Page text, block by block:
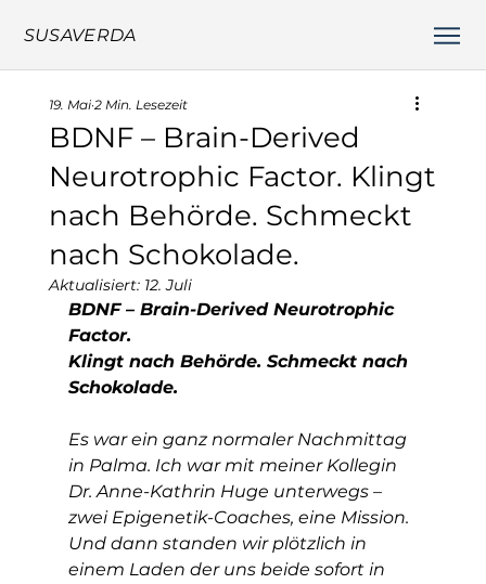
SUSAVERDA
BDNF – Brain-Derived
Neurotrophic Factor. Klingt
nach Behörde. Schmeckt
nach Schokolade.
19. Mai 2 Min. Lesezeit
Aktualisiert: 12. Juli
BDNF – Brain-Derived Neurotrophic
Factor.
Klingt nach Behörde. Schmeckt nach
Schokolade.
Es war ein ganz normaler Nachmittag
in Palma. Ich war mit meiner Kollegin
Dr. Anne-Kathrin Huge unterwegs –
zwei Epigenetik-Coaches, eine Mission.
Und dann standen wir plötzlich in
einem Laden der uns beide sofort in